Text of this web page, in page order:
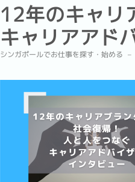
12年のキャリ
キャリアアド
シンガポールでお仕事を探す・始める